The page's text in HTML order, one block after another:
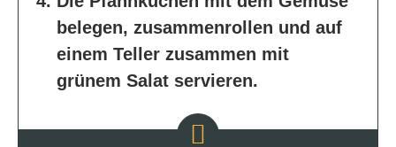
belegen, zusammenrollen und auf
einem Teller zusammen mit
grünem Salat servieren.